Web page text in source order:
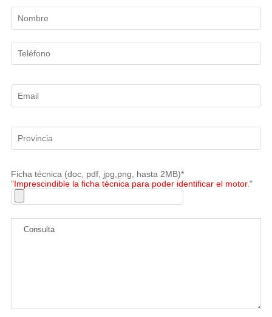
Ficha técnica (doc, pdf, jpg,png, hasta 2MB)*
"Imprescindible la ficha técnica para poder identificar el motor."